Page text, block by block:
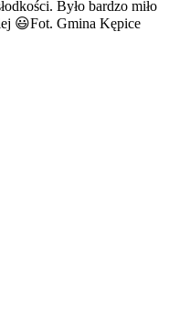
Było bardzo miło
😃Fot. Gmina Kępice